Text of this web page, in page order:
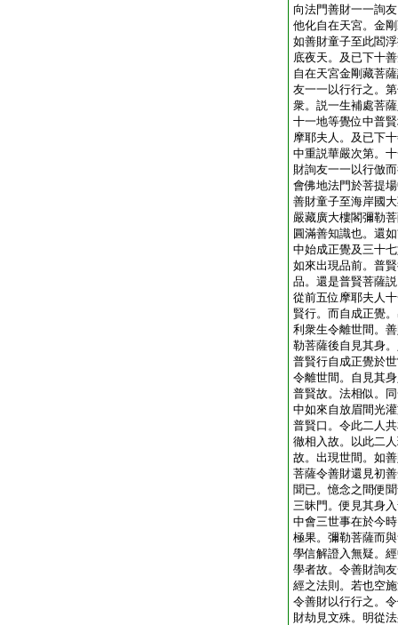
向法門善財一一詢
他化自在天宮。金
如善財童子至此閻
底夜天。及已下十
自在天宮金剛藏菩
友一一以行行之。
衆。説一生補處菩
十一地等覺位中普
摩耶夫人。及已下
中重説華嚴次第。
財詢友一一以行倣
會佛地法門於菩提
善財童子至海岸國
嚴藏廣大樓閣彌勒
圓滿善知識也。還
中始成正覺及三十
如來出現品前。普
品。還是普賢菩薩
從前五位摩耶夫人
賢行。而自成正覺
利衆生令離世間。
勒菩薩後自見其身
普賢行自成正覺於
令離世間。自見其
普賢故。法相似。
中如來自放眉間光
普賢口。令此二人
徹相入故。以此二
故。出現世間。如
菩薩令善財還見初
聞已。憶念之間便
三昧門。便見其身
中會三世事在於今
極果。彌勒菩薩而
學信解證入無疑。
學者故。令善財詢
經之法則。若也空
令善財以行行之。
財劫見文殊。明從